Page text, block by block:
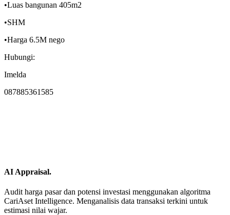
•Luas bangunan 405m2
•SHM
•Harga 6.5M nego
Hubungi:
Imelda
087885361585
AI Appraisal.
Audit harga pasar dan potensi investasi menggunakan algoritma
CariAset Intelligence. Menganalisis data transaksi terkini untuk
estimasi nilai wajar.